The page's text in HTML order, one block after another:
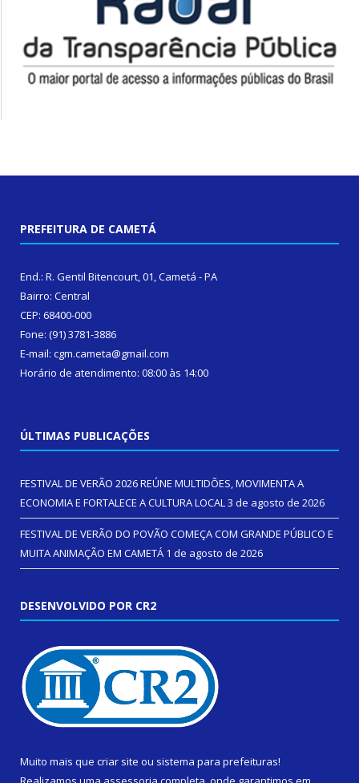
PREFEITURA DE CAMETÁ
End.: R. Gentil Bitencourt, 01, Cametá - PA
Bairro: Central
CEP: 68400-000
Fone: (91) 3781-3886
E-mail: cgm.cameta@gmail.com
Horário de atendimento: 08:00 às 14:00
ÚLTIMAS PUBLICAÇÕES
FESTIVAL DE VERÃO 2026 REÚNE MULTIDÕES, MOVIMENTA A
ECONOMIA E FORTALECE A CULTURA LOCAL 3 de agosto de 2026
FESTIVAL DE VERÃO DO POVÃO COMEÇA COM GRANDE PÚBLICO E
MUITA ANIMAÇÃO EM CAMETÁ 1 de agosto de 2026
DESENVOLVIDO POR CR2
Muito mais que criar site ou sistema para prefeituras!